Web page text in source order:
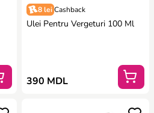
8 lei Cashback
Ulei Pentru Vergeturi 100 Ml
390 MDL